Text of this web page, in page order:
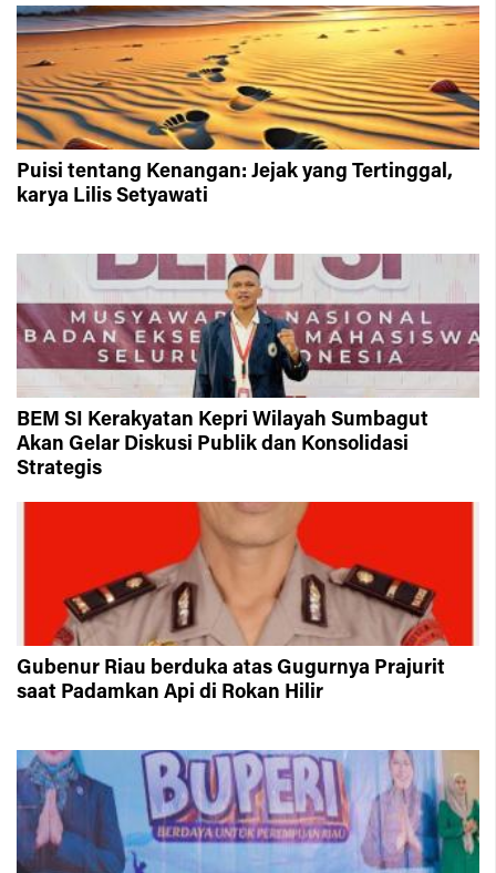
Puisi tentang Kenangan: Jejak yang Tertinggal,
karya Lilis Setyawati
BEM SI Kerakyatan Kepri Wilayah Sumbagut
Akan Gelar Diskusi Publik dan Konsolidasi
Strategis
Gubenur Riau berduka atas Gugurnya Prajurit
saat Padamkan Api di Rokan Hilir